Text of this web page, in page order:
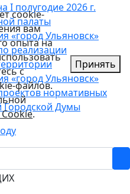
I полугодие 2026 г.
палаты
«город Ульяновск»
реализации
«город Ульяновск»
нормативных
Городской Думы
cookie-
вам
опыта на
с
файлов.
.
Принять